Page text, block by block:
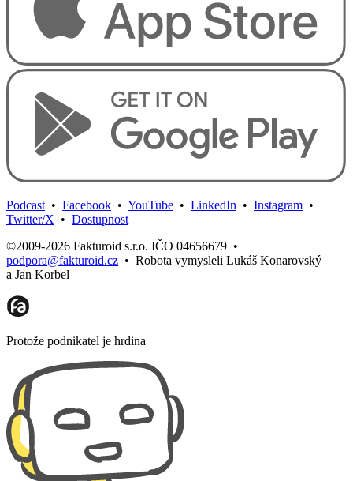
Podcast • Facebook • YouTube • LinkedIn • Instagram •
Twitter/X • Dostupnost
©2009-2026 Fakturoid s.r.o. IČO 04656679 •
podpora@fakturoid.cz • Robota vymysleli Lukáš Konarovský
a Jan Korbel
Protože podnikatel je hrdina